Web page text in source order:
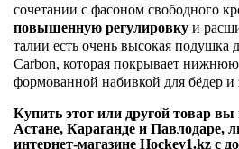
сочетании с фасоном свободного
повышенную регулировку и
талии есть очень высокая подушка
Carbon, которая покрывает
формованной набивкой для бёдер и
Купить этот или другой товар
Астане, Караганде и Павлодаре,
интернет-магазине Hockey1.kz с